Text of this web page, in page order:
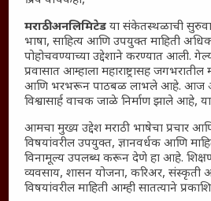
विशेष
संग्रह
English To Marathi
English To Hindi
Polls Archive
Shop Unlimited
Thought For The Day
मराठी अनलिमिटेड या संकेतस्थळाची
भाषा, साहित्य आणि उपयुक्त माहिती
पोहोचवण्याच्या उद्देशाने करण्यात आली.
प्रवासात आम्हाला महाराष्ट्रासह जगभरातील
आणि भरभरून पाठबळ लाभले आहे. आज
विश्वासार्ह वाचक जाळे निर्माण झाले आहे,
आमचा मुख्य उद्देश मराठी भाषेचा प्रचार
विषयांवरील उपयुक्त, ज्ञानवर्धक आणि
विनामूल्य उपलब्ध करून देणे हा आहे. शिक्षण,
व्यवसाय, शासन योजना, करिअर,
विषयांवरील माहिती आम्ही सातत्याने